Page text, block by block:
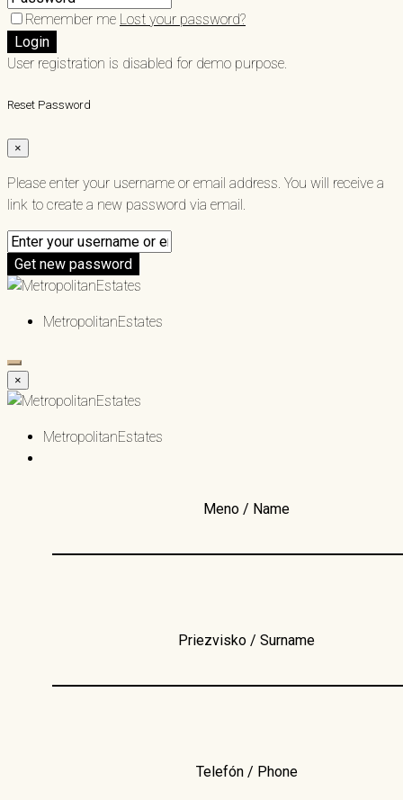
Remember me Lost your password?
Login
User registration is disabled for demo purpose.
Reset Password
×
Please enter your username or email address. You will receive a
link to create a new password via email.
Get new password
MetropolitanEstates
×
MetropolitanEstates
Meno / Name
Priezvisko / Surname
Telefón / Phone